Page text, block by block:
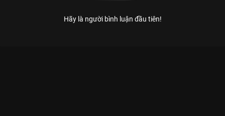
Hãy là người bình luận đầu tiên!